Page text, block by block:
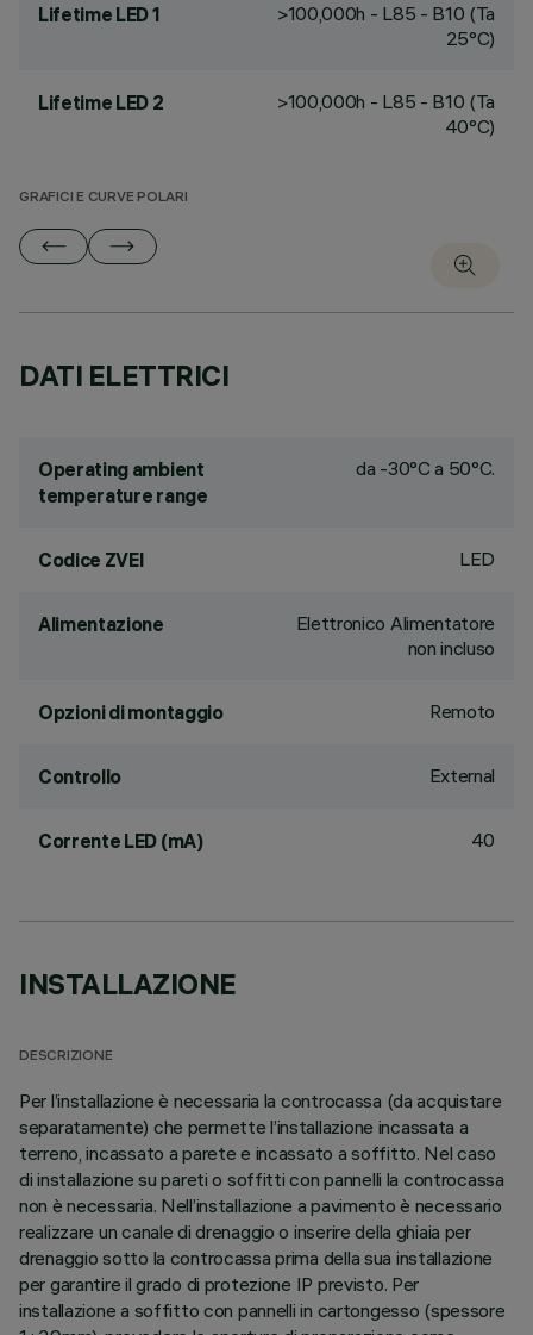
Lifetime LED 1
>100,000h - L85 - B10 (Ta
25°C)
Lifetime LED 2
>100,000h - L85 - B10 (Ta
40°C)
GRAFICI E CURVE POLARI
DATI ELETTRICI
Operating ambient
temperature range
da -30°C a 50°C.
Codice ZVEI LED
Alimentazione
Elettronico Alimentatore
non incluso
Opzioni di montaggio Remoto
Controllo External
Corrente LED (mA) 40
INSTALLAZIONE
DESCRIZIONE
Per l’installazione è necessaria la controcassa (da acquistare
separatamente) che permette l’installazione incassata a
terreno, incassato a parete e incassato a soffitto. Nel caso
di installazione su pareti o soffitti con pannelli la controcassa
non è necessaria. Nell’installazione a pavimento è necessario
realizzare un canale di drenaggio o inserire della ghiaia per
drenaggio sotto la controcassa prima della sua installazione
per garantire il grado di protezione IP previsto. Per
installazione a soffitto con pannelli in cartongesso (spessore